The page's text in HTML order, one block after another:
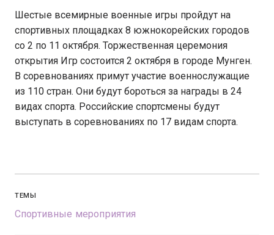
Шестые всемирные военные игры пройдут на
спортивных площадках 8 южнокорейских городов
со 2 по 11 октября. Торжественная церемония
открытия Игр состоится 2 октября в городе Мунген.
В соревнованиях примут участие военнослужащие
из 110 стран. Они будут бороться за награды в 24
видах спорта. Российские спортсмены будут
выступать в соревнованиях по 17 видам спорта.
ТЕМЫ
Спортивные мероприятия